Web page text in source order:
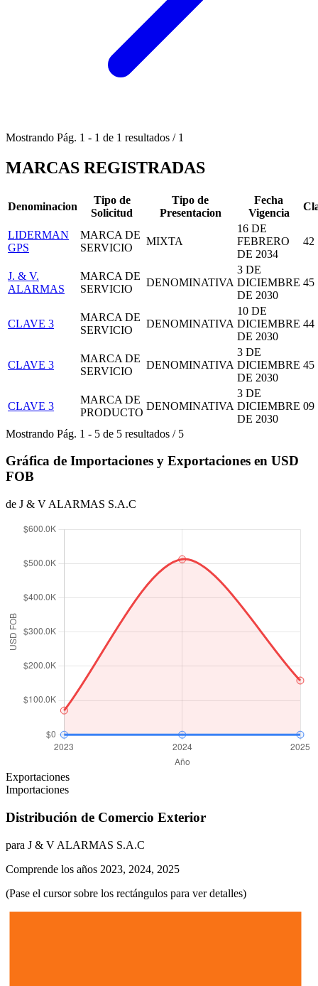
Mostrando Pág. 1 - 1 de 1 resultados / 1
MARCAS REGISTRADAS
Denominacion
Tipo de
Solicitud
Tipo de
Presentacion
Fecha
Vigencia
LIDERMAN
GPS
MARCA DE
SERVICIO
MIXTA
16 DE
FEBRERO
DE 2034
42
J. & V.
ALARMAS
MARCA DE
SERVICIO
DENOMINATIVA
3 DE
DICIEMBRE
DE 2030
45
CLAVE 3
MARCA DE
SERVICIO
DENOMINATIVA
10 DE
DICIEMBRE
DE 2030
44
CLAVE 3
MARCA DE
SERVICIO
DENOMINATIVA
3 DE
DICIEMBRE
DE 2030
45
CLAVE 3
MARCA DE
PRODUCTO
DENOMINATIVA
3 DE
DICIEMBRE
DE 2030
09
Mostrando Pág. 1 - 5 de 5 resultados / 5
Gráfica de Importaciones y Exportaciones en USD
FOB
de J & V ALARMAS S.A.C
Exportaciones
Importaciones
Distribución de Comercio Exterior
para J & V ALARMAS S.A.C
Comprende los años 2023, 2024, 2025
(Pase el cursor sobre los rectángulos para ver detalles)